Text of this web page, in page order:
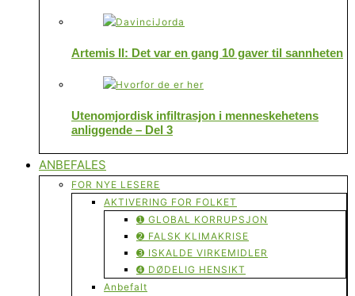
Artemis II: Det var en gang 10 gaver til sannheten
Utenomjordisk infiltrasjon i menneskehetens
anliggende – Del 3
ANBEFALES
FOR NYE LESERE
AKTIVERING FOR FOLKET
➊ GLOBAL KORRUPSJON
➋ FALSK KLIMAKRISE
➌ ISKALDE VIRKEMIDLER
➍ DØDELIG HENSIKT
Anbefalt